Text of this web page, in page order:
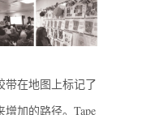
在地图上标记了
加的路径。Tape